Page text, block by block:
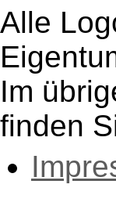
Alle
Im
finden